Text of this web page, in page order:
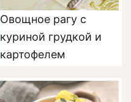
Овощное рагу с
куриной грудкой и
картофелем